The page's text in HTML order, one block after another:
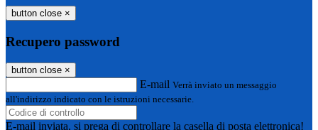
button close ×
Recupero password
button close ×
E-mail Verrà inviato un messaggio
all'indirizzo indicato con le istruzioni necessarie.
E-mail inviata, si prega di controllare la casella di posta elettronica!